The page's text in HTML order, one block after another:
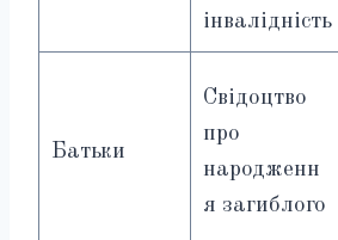
інвалідність
Батьки
Свідоцтво
про
народженн
я загиблого